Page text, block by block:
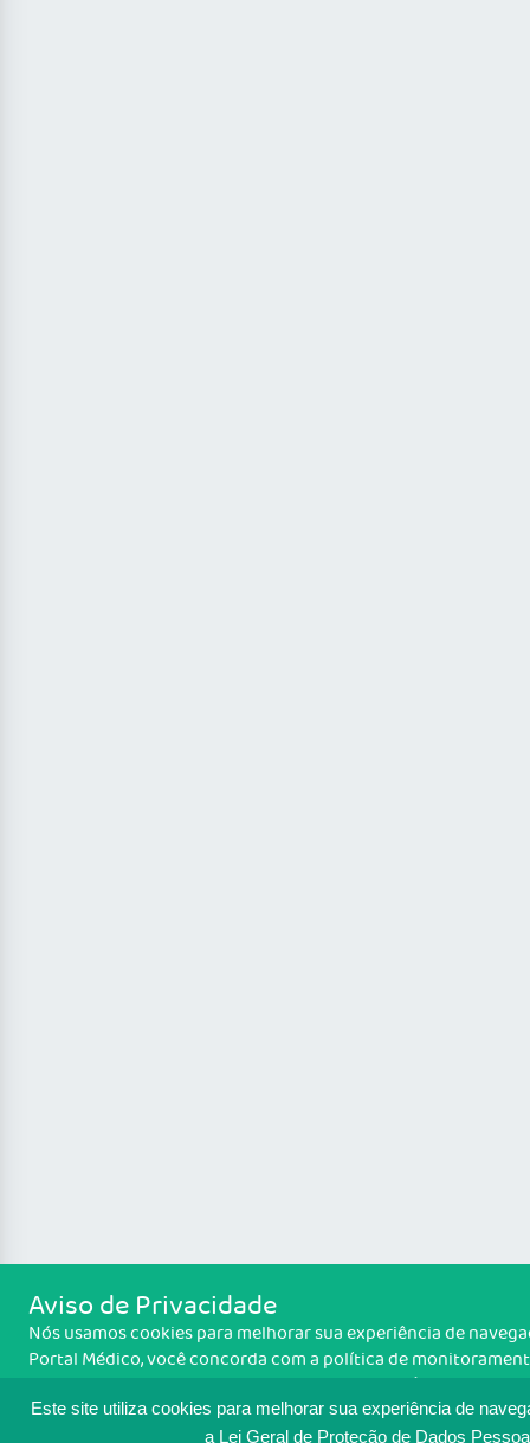
Este site utiliza cookies para melhorar sua experiência de
a Lei Geral de Proteção de Dados
Aviso de Privacidade
Nós usamos cookies para melhorar sua experiência de
Portal Médico, você concorda com a política de
Política de
ACEITO.